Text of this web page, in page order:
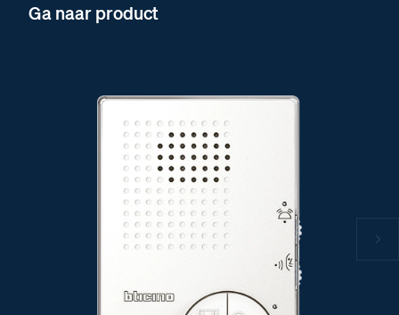
Ga naar product